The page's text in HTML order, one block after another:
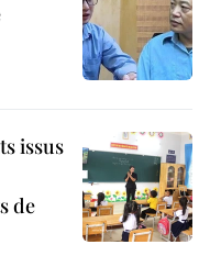
issus
de